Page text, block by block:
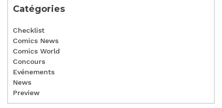
Catégories
Checklist
Comics News
Comics World
Concours
Evénements
News
Preview